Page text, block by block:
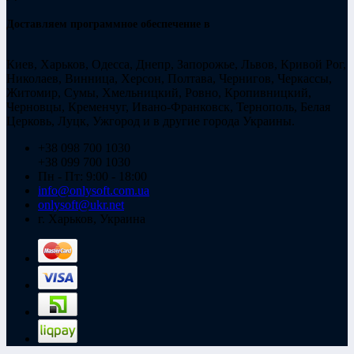
Доставляем программное обеспечение в
Киев, Харьков, Одесса, Днепр, Запорожье, Львов, Кривой Рог,
Николаев, Винница, Херсон, Полтава, Чернигов, Черкассы,
Житомир, Сумы, Хмельницкий, Ровно, Кропивницкий,
Черновцы, Кременчуг, Ивано-Франковск, Тернополь, Белая
Церковь, Луцк, Ужгород и в другие города Украины.
+38 098 700 1030
+38 099 700 1030
Пн - Пт: 9:00 - 18:00
info@onlysoft.com.ua
onlysoft@ukr.net
г. Харьков, Украина